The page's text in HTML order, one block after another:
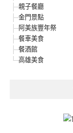
親子餐廳
金門景點
阿美族豐年祭
餐車美食
餐酒館
高雄美食